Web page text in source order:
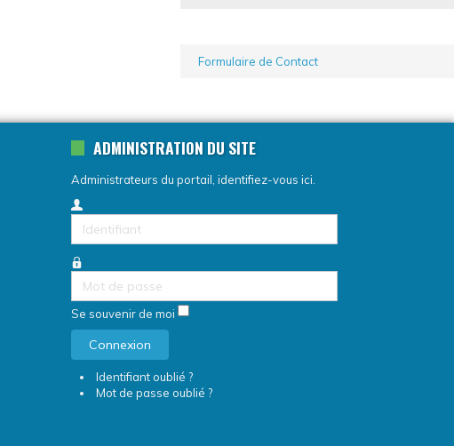
Formulaire de Contact
ADMINISTRATION DU SITE
Administrateurs du portail, identifiez-vous ici.
Identifiant
Mot
de
passe
Se souvenir de moi
Connexion
Identifiant oublié ?
Mot de passe oublié ?